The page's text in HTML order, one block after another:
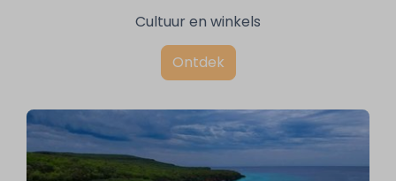
Cultuur en winkels
Ontdek